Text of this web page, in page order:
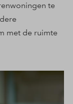
te
met de ruimte